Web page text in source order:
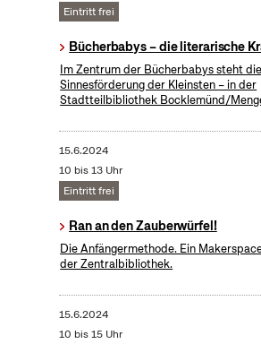
Eintritt frei
Bücherbabys – die literarische
Im Zentrum der Bücherbabys steht
Sinnesförderung der Kleinsten – in der
Stadtteilbibliothek Bocklemünd/
15.6.2024
10 bis 13 Uhr
Eintritt frei
Ran an den Zauberwürfel!
Die Anfängermethode. Ein
der Zentralbibliothek.
15.6.2024
10 bis 15 Uhr